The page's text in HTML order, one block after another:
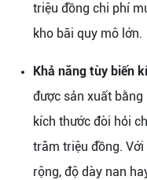
triệu đồng chi phí
kho bãi quy mô lớn.
Khả năng tùy biến
được sản xuất bằng
kích thước đòi hỏi
trăm triệu đồng. Với
rộng, độ dày nan